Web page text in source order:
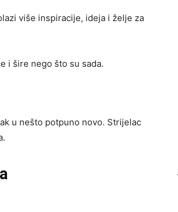
više inspiracije, ideja i želje za
i šire nego što su sada.
u nešto potpuno novo. Strijelac